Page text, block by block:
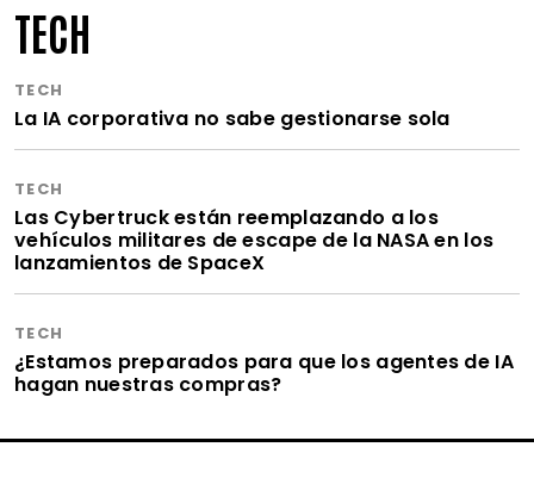
TECH
TECH
La IA corporativa no sabe gestionarse sola
TECH
Las Cybertruck están reemplazando a los
vehículos militares de escape de la NASA en los
lanzamientos de SpaceX
TECH
¿Estamos preparados para que los agentes de IA
hagan nuestras compras?